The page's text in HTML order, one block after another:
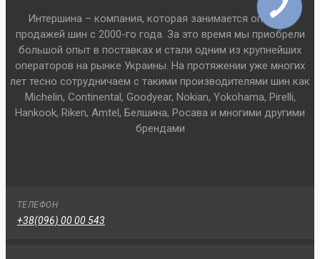
Интершина – компания, которая занимается оптовой
продажей шин с 2000-го года. За это время мы приобрели
большой опыт в поставках и стали одним из крупнейших
операторов на рынке Украины. На протяжении уже многих
лет тесно сотрудничаем с такими производителями шин как
Michelin, Continental, Goodyear, Nokian, Yokohama, Pirelli,
Hankook, Riken, Amtel, Белшина, Росава и многими другими
брендами
ТЕЛЕФОН
+38(096) 00 00 543